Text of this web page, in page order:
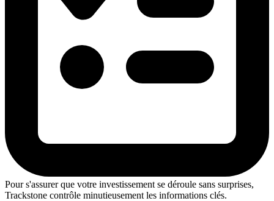
Pour s'assurer que votre investissement se déroule sans surprises,
Trackstone contrôle minutieusement les informations clés.